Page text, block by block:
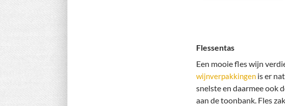
Flessentas
Een mooie fles wijn
wijnverpakkingen is er
snelste en daarmee ook
aan de toonbank. Fles